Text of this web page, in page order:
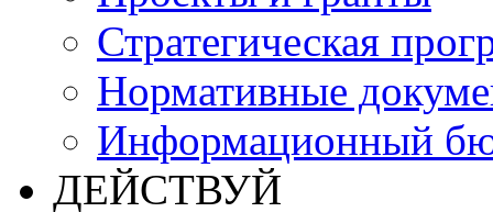
Стратегическая
Нормативные
Информационный
ДЕЙСТВУЙ